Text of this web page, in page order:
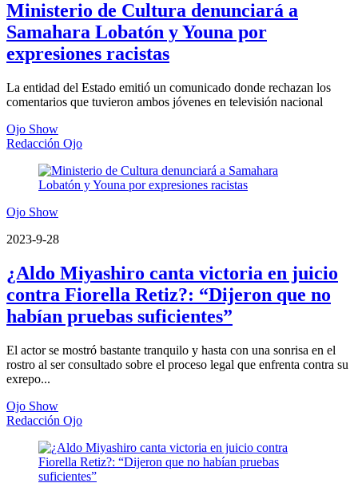
Ministerio de Cultura denunciará a
Samahara Lobatón y Youna por
expresiones racistas
La entidad del Estado emitió un comunicado donde rechazan los
comentarios que tuvieron ambos jóvenes en televisión nacional
Ojo Show
Redacción Ojo
Ojo Show
2023-9-28
¿Aldo Miyashiro canta victoria en juicio
contra Fiorella Retiz?: “Dijeron que no
habían pruebas suficientes”
El actor se mostró bastante tranquilo y hasta con una sonrisa en el
rostro al ser consultado sobre el proceso legal que enfrenta contra su
exrepo...
Ojo Show
Redacción Ojo